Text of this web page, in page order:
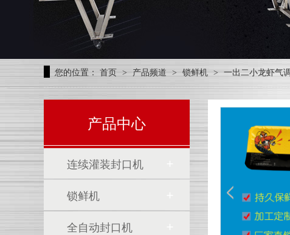
您的位置： 首页 > 产品频道 > 锁鲜机 > 一出二小龙虾气
产品中心
连续灌装封口机
锁鲜机
全自动封口机